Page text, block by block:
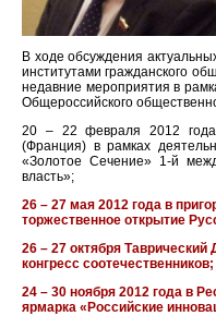
В ходе обсуждения
институтами гражданского
недавние мероприятия в
Общероссийского
20 – 22 февраля 2012 года
(Франция) в рамках
«Золотое Сечение» 1-й
власть»;
26 – 27 мая 2012 года в
торжественное открытие
26 – 27 октября
конгресс соотечественников;
24 – 30 ноября 2012 года в
ярмарка «Российские